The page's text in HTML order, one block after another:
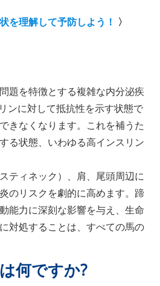
を理解して予防しよう！ 〉
題を特徴とする複雑な内分泌疾
ンに対して抵抗性を示す状態で
きなくなります。これを補うた
る状態、いわゆる高インスリン
ティネック）、肩、尾頭周辺に
のリスクを劇的に高めます。蹄
能力に深刻な影響を与え、生命
対処することは、すべての馬の
何ですか?